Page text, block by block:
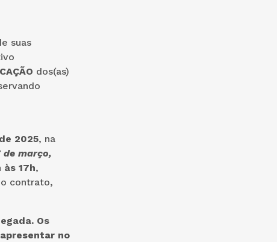
suas
dos(as)
2025, na
de março,
às 17h,
contrato,
Os
no